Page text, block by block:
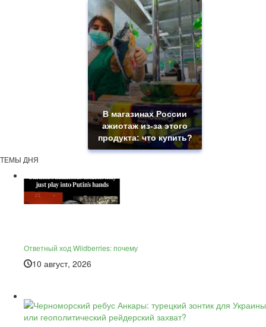
В магазинах России
ажиотаж из-за этого
продукта: что купить?
ТЕМЫ ДНЯ
Ответный ход Wildberries: почему
10 август, 2026